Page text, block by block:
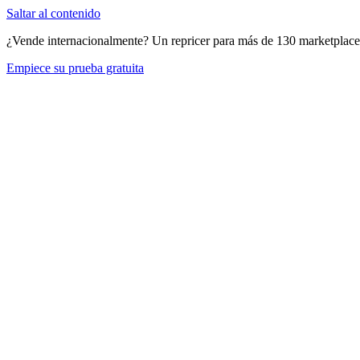
Saltar al contenido
¿Vende internacionalmente? Un repricer para más de 130
Empiece su prueba gratuita